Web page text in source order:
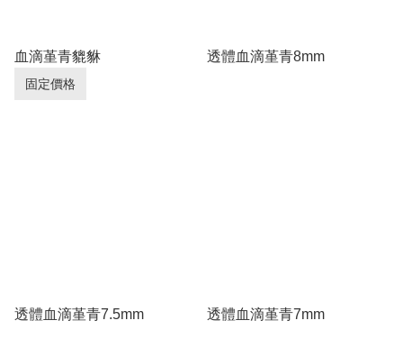
血滴堇青貔貅
固定價格
透體血滴堇青8mm
透體血滴堇青7.5mm 透體血滴堇青7mm